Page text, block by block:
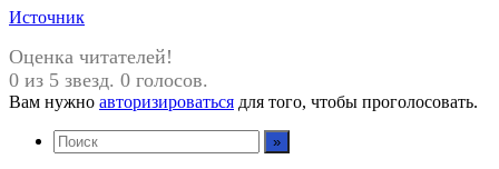
Источник
Оценка читателей!
0 из 5 звезд. 0 голосов.
Вам нужно авторизироваться для того, чтобы проголосовать.